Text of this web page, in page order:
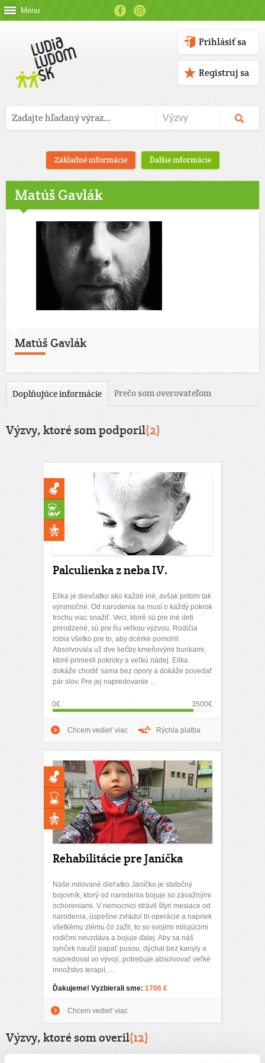
Menu
Prihlásiť sa
Registruj sa
Základné informácie Ďalšie informácie
Matúš Gavlák
Matúš Gavlák
Doplňujúce informácie Prečo som overovateľom
Výzvy, ktoré som podporil(2)
Palculienka z neba IV.
Ellka je dievčatko ako každé iné, avšak pritom tak
výnimočné. Od narodenia sa musí o každý pokrok
trochu viac snažiť. Veci, ktoré sú pre iné deti
prirodzené, sú pre ňu veľkou výzvou. Rodičia
robia všetko pre to, aby dcérke pomohli.
Absolvovala už dve liečby kmeňovými bunkami,
ktoré priniesli pokroky a veľkú nádej. Ellka
dokáže chodiť sama bez opory a dokáže povedať
pár slov. Pre jej napredovanie ...
0€ 3500€
Chcem vedieť viac Rýchla platba
Rehabilitácie pre Janíčka
Naše milované dieťatko Janíčko je statočný
bojovník, ktorý od narodenia bojuje so závažnými
ochoreniami. V nemocnici strávil štyri mesiace od
narodenia, úspešne zvládol tri operácie a napriek
všetkému zlému čo zažil, to so svojimi milujúcimi
rodičmi nevzdáva a bojuje ďalej. Aby sa náš
synček naučil papať pusou, dýchal bez kanyly a
napredoval vo vývoji, potrebuje absolvovať veľké
množstvo terapií, ...
Ďakujeme! Vyzbierali sme: 1706 €
Chcem vedieť viac
Výzvy, ktoré som overil(12)